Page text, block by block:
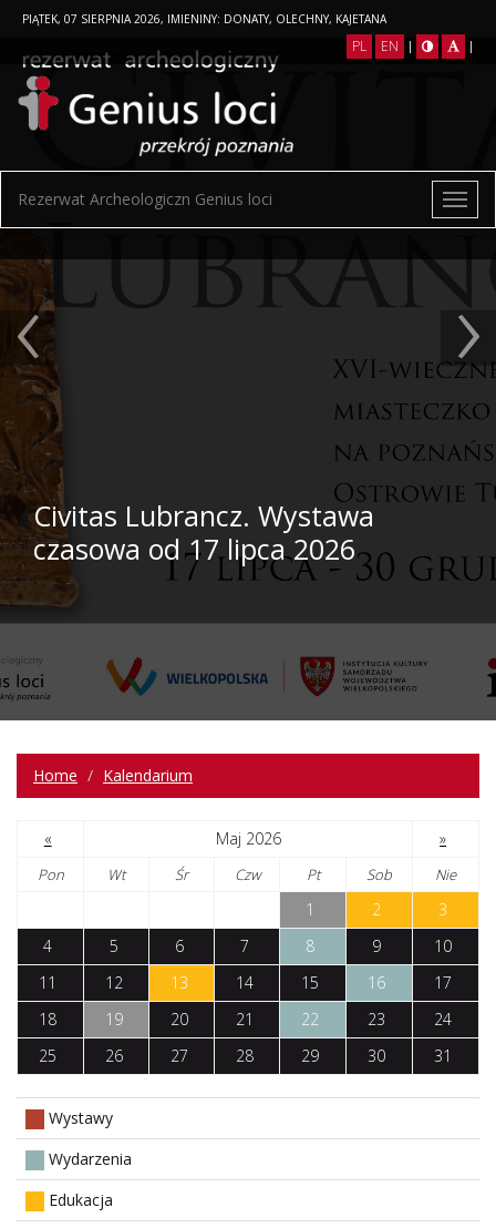
PIĄTEK, 07 SIERPNIA 2026, IMIENINY: DONATY, OLECHNY, KAJETANA
PL EN | |
Rezerwat Archeologiczn Genius loci
Civitas Lubrancz. Wystawa
czasowa od 17 lipca 2026
‹ ›
Home Kalendarium
« Maj 2026 »
Pon Wt Śr Czw Pt Sob Nie
1 2
3
4
5 6 7 8 9
10
11
12 13 14 15 16
17
18
19 20 21 22 23
24
25
26 27 28 29 30 31
Wystawy
Wydarzenia
Edukacja